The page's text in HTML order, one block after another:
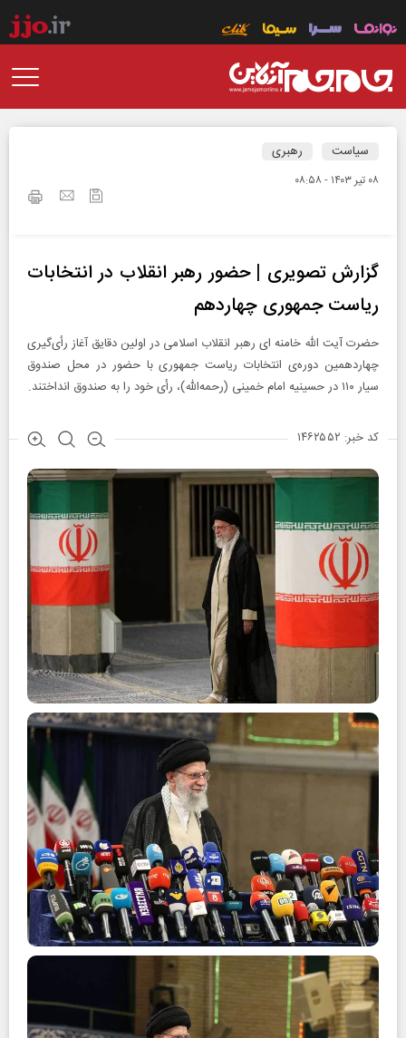
سیاست رهبری
۰۸ تير ۱۴۰۳ - ۰۸:۵۸
گزارش تصویری | حضور رهبر انقلاب در انتخابات
ریاست جمهوری چهاردهم
حضرت آیت‌ الله خامنه‌ ای رهبر انقلاب اسلامی در اولین دقایق آغاز رأی‌گیری
چهاردهمین دوره‌ی انتخابات ریاست جمهوری با حضور در محل صندوق
سیار ۱۱۰ در حسینیه‌ امام خمینی (رحمه‌الله)، رأی خود را به صندوق انداختند.
کد خبر: ۱۴۶۲۵۵۲